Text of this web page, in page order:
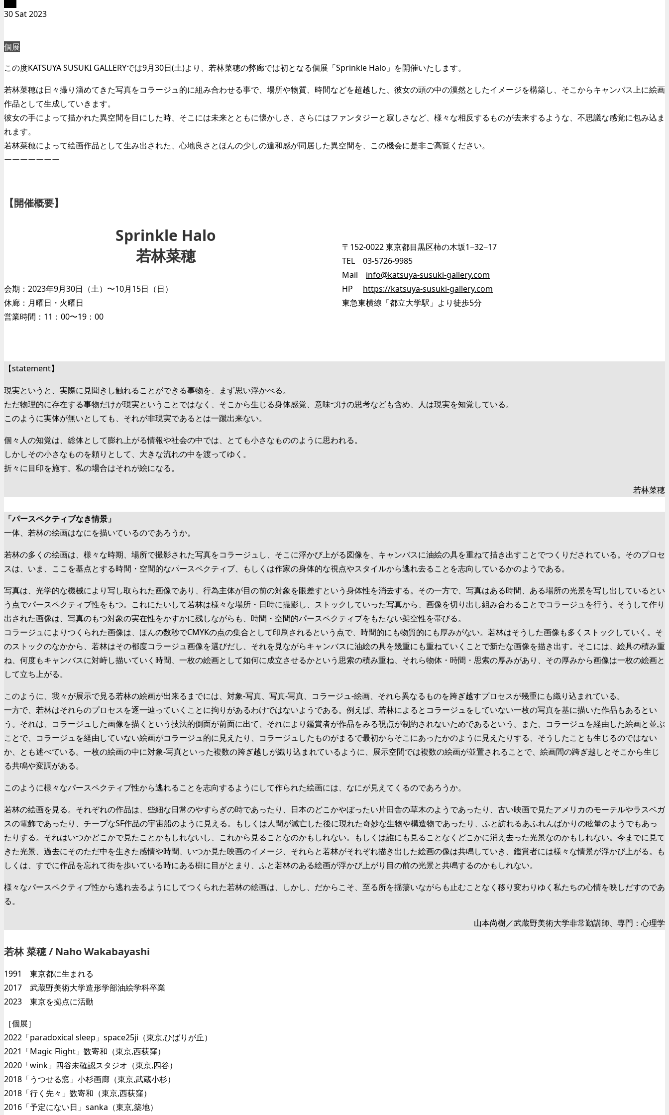
30Sat2023
個展
この度KATSUYA SUSUKI GALLERYでは9月30日(土)より、若林菜穂の弊廊では初となる個展「Sprinkle Halo」を開催いたします。
若林菜穂は日々撮り溜めてきた写真をコラージュ的に組み合わせる事で、場所や物質、時間などを超越した、彼女の頭の中の漠然としたイメージを構築し、そこからキャンバス上に絵画
作品として生成していきます。
彼女の手によって描かれた異空間を目にした時、そこには未来とともに懐かしさ、さらにはファンタジーと寂しさなど、様々な相反するものが去来するような、不思議な感覚に包み込ま
れます。
若林菜穂によって絵画作品として生み出された、心地良さとほんの少しの違和感が同居した異空間を、この機会に是非ご高覧ください。
ーーーーーーー
【開催概要】
Sprinkle Halo
若林菜穂
会期：2023年9月30日（土）〜10月15日（日）
休廊：月曜日・火曜日
営業時間：11：00〜19：00
〒152-0022 東京都目黒区柿の木坂1−32−17
TEL 03-5726-9985
Mail info@katsuya-susuki-gallery.com
HP https://katsuya-susuki-gallery.com
東急東横線「都立大学駅」より徒歩5分
【statement】
現実というと、実際に見聞きし触れることができる事物を、まず思い浮かべる。
ただ物理的に存在する事物だけが現実ということではなく、そこから生じる身体感覚、意味づけの思考なども含め、人は現実を知覚している。
このように実体が無いとしても、それが非現実であるとは一蹴出来ない。
個々人の知覚は、総体として膨れ上がる情報や社会の中では、とても小さなもののように思われる。
しかしその小さなものを頼りとして、大きな流れの中を渡ってゆく。
折々に目印を施す。私の場合はそれが絵になる。
若林菜穂
「パースペクティブなき情景」
一体、若林の絵画はなにを描いているのであろうか。
若林の多くの絵画は、様々な時期、場所で撮影された写真をコラージュし、そこに浮かび上がる図像を、キャンバスに油絵の具を重ねて描き出すことでつくりだされている。そのプロセ
スは、いま、ここを基点とする時間・空間的なパースペクティブ、もしくは作家の身体的な視点やスタイルから逃れ去ることを志向しているかのようである。
写真は、光学的な機械により写し取られた画像であり、行為主体が目の前の対象を眼差すという身体性を消去する。その一方で、写真はある時間、ある場所の光景を写し出しているとい
う点でパースペクティブ性をもつ。これにたいして若林は様々な場所・日時に撮影し、ストックしていった写真から、画像を切り出し組み合わることでコラージュを行う。そうして作り
出された画像は、写真のもつ対象の実在性をかすかに残しながらも、時間・空間的パースペクティブをもたない架空性を帯びる。
コラージュによりつくられた画像は、ほんの数秒でCMYKの点の集合として印刷されるという点で、時間的にも物質的にも厚みがない。若林はそうした画像も多くストックしていく。そ
のストックのなかから、若林はその都度コラージュ画像を選びだし、それを見ながらキャンバスに油絵の具を幾重にも重ねていくことで新たな画像を描き出す。そこには、絵具の積み重
ね、何度もキャンバスに対峙し描いていく時間、一枚の絵画として如何に成立させるかという思索の積み重ね、それら物体・時間・思索の厚みがあり、その厚みから画像は一枚の絵画と
して立ち上がる。
このように、我々が展示で見る若林の絵画が出来るまでには、対象‐写真、写真‐写真、コラージュ‐絵画、それら異なるものを跨ぎ越すプロセスが幾重にも織り込まれている。
一方で、若林はそれらのプロセスを逐一辿っていくことに拘りがあるわけではないようである。例えば、若林によるとコラージュをしていない一枚の写真を基に描いた作品もあるとい
う。それは、コラージュした画像を描くという技法的側面が前面に出て、それにより鑑賞者が作品をみる視点が制約されないためであるという。また、コラージュを経由した絵画と並ぶ
ことで、コラージュを経由していない絵画がコラージュ的に見えたり、コラージュしたものがまるで最初からそこにあったかのように見えたりする、そうしたことも生じるのではない
か、とも述べている。一枚の絵画の中に対象‐写真といった複数の跨ぎ越しが織り込まれているように、展示空間では複数の絵画が並置されることで、絵画間の跨ぎ越しとそこから生じ
る共鳴や変調がある。
このように様々なパースペクティブ性から逃れることを志向するようにして作られた絵画には、なにが見えてくるのであろうか。
若林の絵画を見る。それぞれの作品は、些細な日常のやすらぎの時であったり、日本のどこかやぼったい片田舎の草木のようであったり、古い映画で見たアメリカのモーテルやラスベガ
スの電飾であったり、チープなSF作品の宇宙船のように見える。もしくは人間が滅亡した後に現れた奇妙な生物や構造物であったり、ふと訪れるあふれんばかりの眩暈のようでもあっ
たりする。それはいつかどこかで見たことかもしれないし、これから見ることなのかもしれない。もしくは誰にも見ることなくどこかに消え去った光景なのかもしれない。今までに見て
きた光景、過去にそのただ中を生きた感情や時間、いつか見た映画のイメージ、それらと若林がそれぞれ描き出した絵画の像は共鳴していき、鑑賞者には様々な情景が浮かび上がる。も
しくは、すでに作品を忘れて街を歩いている時にある樹に目がとまり、ふと若林のある絵画が浮かび上がり目の前の光景と共鳴するのかもしれない。
様々なパースペクティブ性から逃れ去るようにしてつくられた若林の絵画は、しかし、だからこそ、至る所を揺蕩いながらも止むことなく移り変わりゆく私たちの心情を映しだすのであ
る。
山本尚樹／武蔵野美術大学非常勤講師、専門：心理学
若林 菜穂 / Naho Wakabayashi
1991 東京都に生まれる
2017 武蔵野美術大学造形学部油絵学科卒業
2023 東京を拠点に活動
［個展］
2022「paradoxical sleep」space25ji（東京,ひばりが丘）
2021「Magic Flight」数寄和（東京,西荻窪）
2020「wink」四谷未確認スタジオ（東京,四谷）
2018「うつせる窓」小杉画廊（東京,武蔵小杉）
2018「行く先々」数寄和（東京,西荻窪）
2016「予定にない日」sanka（東京,築地）